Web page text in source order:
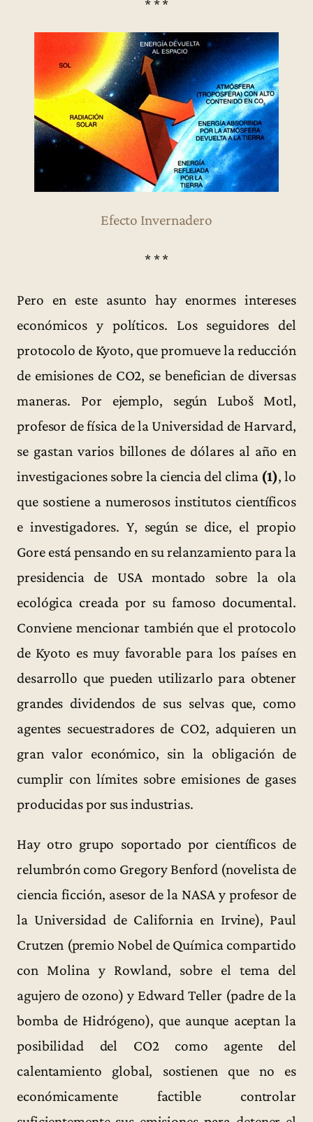
* * *
Efecto Invernadero
* * *
Pero en este asunto hay enormes intereses
económicos y políticos. Los seguidores del
protocolo de Kyoto, que promueve la reducción
de emisiones de CO2, se benefician de diversas
maneras. Por ejemplo, según Luboš Motl,
profesor de física de la Universidad de Harvard,
se gastan varios billones de dólares al año en
investigaciones sobre la ciencia del clima (1), lo
que sostiene a numerosos institutos científicos
e investigadores. Y, según se dice, el propio
Gore está pensando en su relanzamiento para la
presidencia de USA montado sobre la ola
ecológica creada por su famoso documental.
Conviene mencionar también que el protocolo
de Kyoto es muy favorable para los países en
desarrollo que pueden utilizarlo para obtener
grandes dividendos de sus selvas que, como
agentes secuestradores de CO2, adquieren un
gran valor económico, sin la obligación de
cumplir con límites sobre emisiones de gases
producidas por sus industrias.
Hay otro grupo soportado por científicos de
relumbrón como Gregory Benford (novelista de
ciencia ficción, asesor de la NASA y profesor de
la Universidad de California en Irvine), Paul
Crutzen (premio Nobel de Química compartido
con Molina y Rowland, sobre el tema del
agujero de ozono) y Edward Teller (padre de la
bomba de Hidrógeno), que aunque aceptan la
posibilidad del CO2 como agente del
calentamiento global, sostienen que no es
económicamente factible controlar